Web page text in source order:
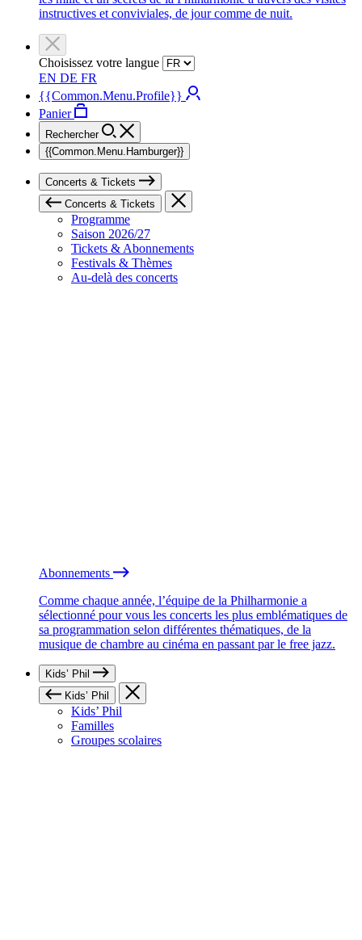
instructives et conviviales, de jour comme de nuit.
Choisissez votre langue
EN DE FR
{{Common.Menu.Profile}}
Panier
Rechercher
{{Common.Menu.Hamburger}}
Concerts & Tickets
Concerts & Tickets
Programme
Saison 2026/27
Tickets & Abonnements
Festivals & Thèmes
Au-delà des concerts
Abonnements
Comme chaque année, l’équipe de la Philharmonie a
sélectionné pour vous les concerts les plus emblématiques de
sa programmation selon différentes thématiques, de la
musique de chambre au cinéma en passant par le free jazz.
Kids’ Phil
Kids’ Phil
Kids’ Phil
Familles
Groupes scolaires